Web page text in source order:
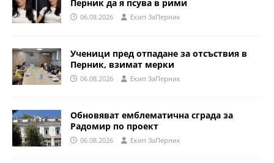
Перник да я псува в рими
06.08.2026 Eкип ЗаПерник
Ученици пред отпадане за отсъствия в
Перник, взимат мерки
06.08.2026 Eкип ЗаПерник
Обновяват емблематична сграда за
Радомир по проект
06.08.2026 Eкип ЗаПерник